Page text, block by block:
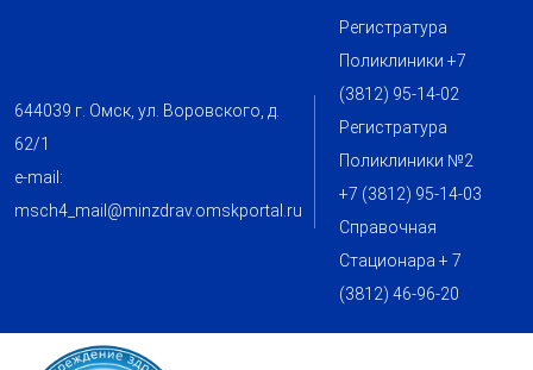
644039 г. Омск, ул. Воровского, д.
62/1
e-mail:
msch4_mail@minzdrav.omskportal.ru
Регистратура
Поликлиники +7
(3812) 95-14-02
Регистратура
Поликлиники №2
+7 (3812) 95-14-03
Справочная
Стационара + 7
(3812) 46-96-20